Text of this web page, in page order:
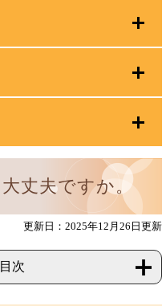
丈夫ですか。
更新日：2025年12月26日更新
次